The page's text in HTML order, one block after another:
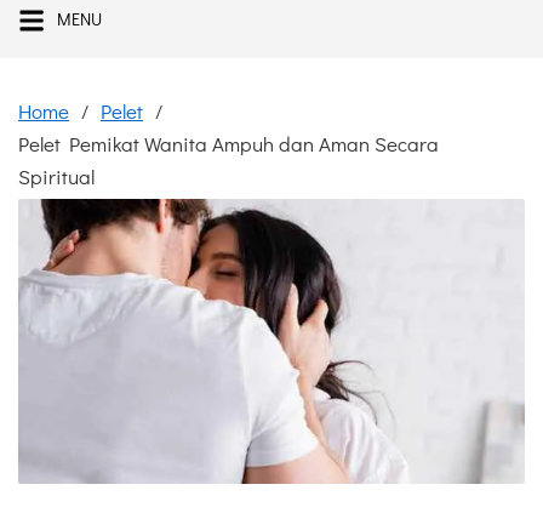
MENU
Home
Pelet
Pelet Pemikat Wanita Ampuh dan Aman Secara
Spiritual